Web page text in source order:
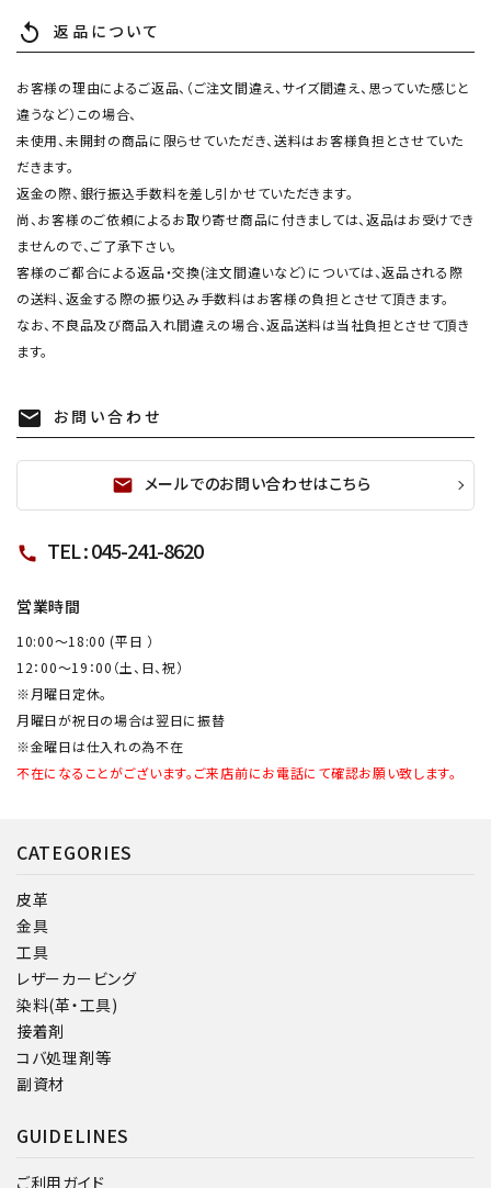
replay 返品について
お客様の理由によるご返品、（ご注文間違え、サイズ間違え、思っていた感じと
違うなど）この場合、
未使用、未開封の商品に限らせていただき、送料はお客様負担とさせていた
だきます。
返金の際、銀行振込手数料を差し引かせていただきます。
尚、お客様のご依頼によるお取り寄せ商品に付きましては、返品はお受けでき
ませんので、ご了承下さい。
客様のご都合による返品・交換(注文間違いなど）については、返品される際
の送料、返金する際の振り込み手数料はお客様の負担とさせて頂きます。
なお、不良品及び商品入れ間違えの場合、返品送料は当社負担とさせて頂き
ます。
mail お問い合わせ
mail メールでのお問い合わせはこちら
call TEL : 045-241-8620
営業時間
10:00～18:00 (平日 ）
12：00～19：00（土、日、祝）
※月曜日定休。
月曜日が祝日の場合は翌日に振替
※金曜日は仕入れの為不在
不在になることがございます。ご来店前にお電話にて確認お願い致します。
CATEGORIES
皮革
金具
工具
レザーカービング
染料(革・工具)
接着剤
コバ処理剤等
副資材
GUIDELINES
ご利用ガイド